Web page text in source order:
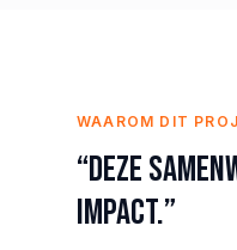
WAAROM DIT
“Deze
IMPACT.”